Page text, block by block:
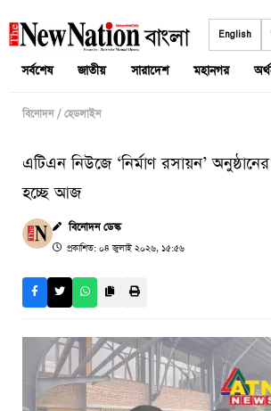
to
English
সর্বশেষ জাতীয় সারাদেশ মহানগর
বিনোদন / হেডলাইন
এটিএন নিউজে ‘নির্মাণ রসায়ন’
হচ্ছে আজ
বিনোদন ডেস্ক
প্রকাশিত: ০৪ জুলাই ২০২৬, ১৫:৫৬